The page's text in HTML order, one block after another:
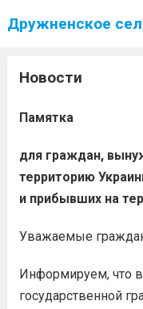
Дружненское
Новости
Памятка
для граждан,
территорию
и прибывших на
Уважаемые
Информируем, что в
государственной